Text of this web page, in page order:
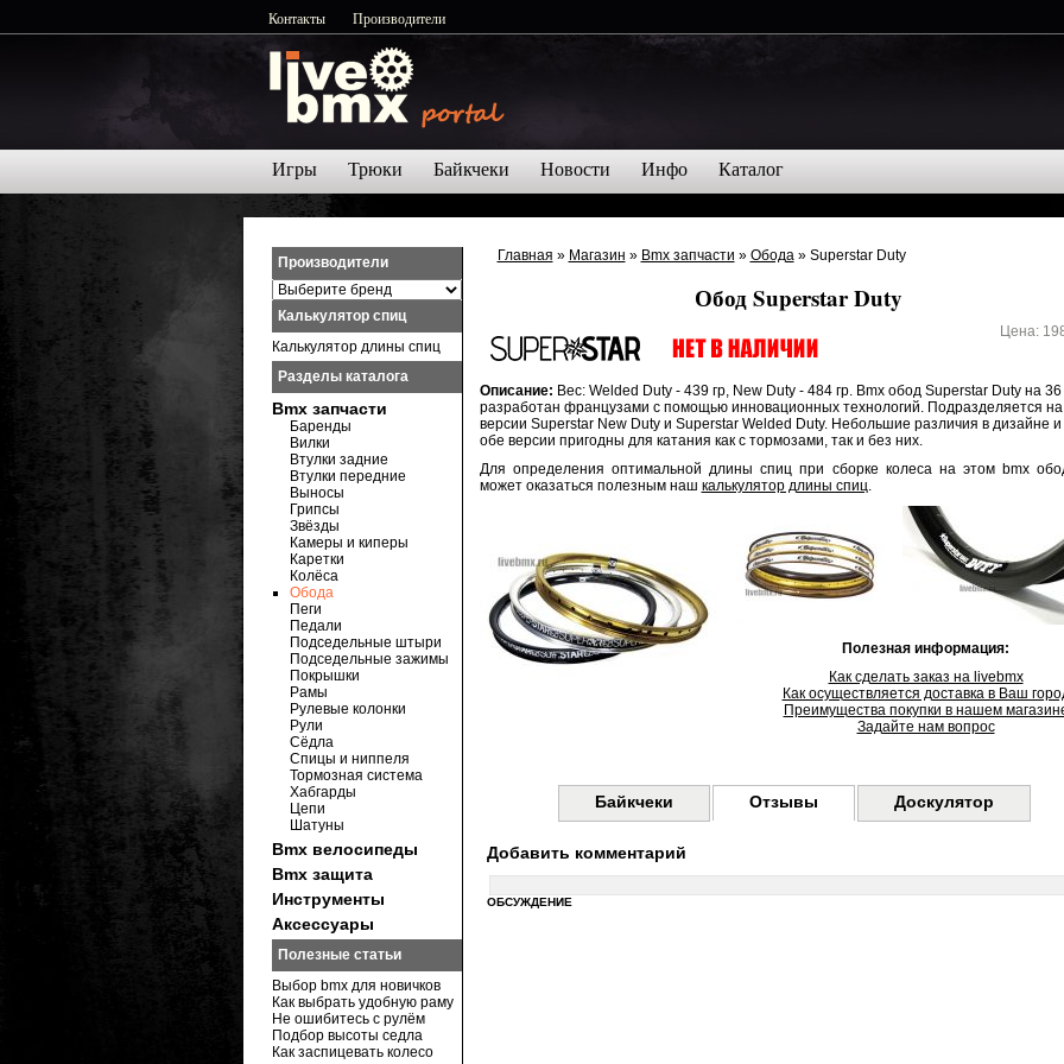
Контакты Производители
Игры Трюки Байкчеки Новости Инфо Каталог
Главная » Магазин » Bmx запчасти » Обода» Superstar Duty
Обод Superstar Duty
Цена:
Описание: Вес: Welded Duty - 439 гр, New Duty - 484 гр. Bmx обод Superstar Duty на
разработан французами с помощью инновационных технологий. Подразделяется на
версии Superstar New Duty и Superstar Welded Duty. Небольшие различия в дизайне и
обе версии пригодны для катания как с тормозами, так и без них.
Для определения оптимальной длины спиц при сборке колеса на этом bmx
может оказаться полезным наш калькулятор длины спиц.
Полезная информация:
Как сделать заказ на livebmx
Как осуществляется доставка в Ваш
Преимущества покупки в нашем
Задайте нам вопрос
Байкчеки Отзывы Доскулятор
Добавить комментарий
ОБСУЖДЕНИЕ
Производители
Калькулятор спиц
Калькулятор длины спиц
Разделы каталога
Bmx запчасти
Баренды
Вилки
Втулки задние
Втулки передние
Выносы
Грипсы
Звёзды
Камеры и киперы
Каретки
Колёса
Обода
Пеги
Педали
Подседельные штыри
Подседельные зажимы
Покрышки
Рамы
Рулевые колонки
Рули
Сёдла
Спицы и ниппеля
Тормозная система
Хабгарды
Цепи
Шатуны
Bmx велосипеды
Bmx защита
Инструменты
Аксессуары
Полезные статьи
Выбор bmx для новичков
Как выбрать удобную раму
Не ошибитесь с рулём
Подбор высоты седла
Как заспицевать колесо